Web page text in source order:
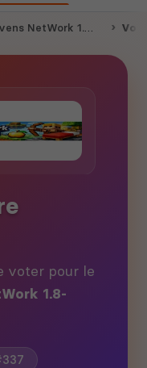
NetWork 1.8-1.21.8
voter pour le
1.8-